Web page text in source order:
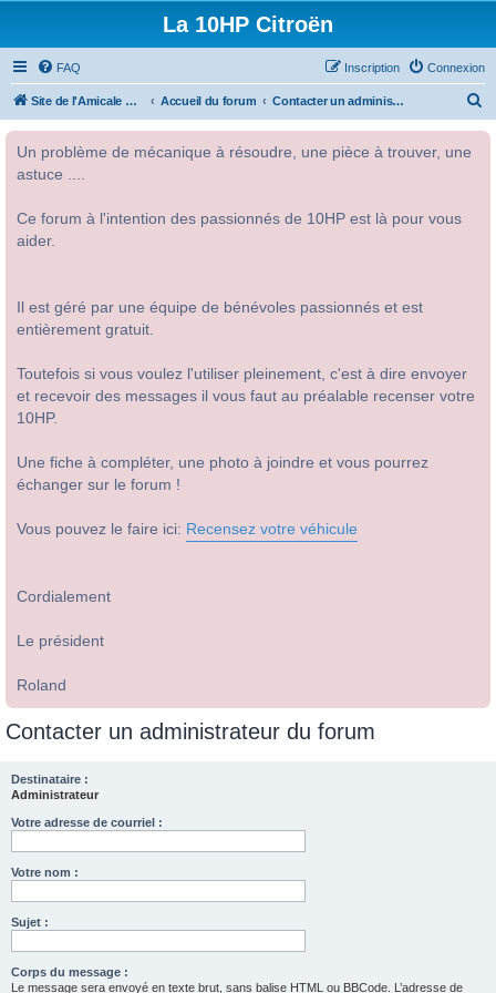
La 10HP Citroën
FAQ Connexion
Inscription
Site de l'Amicale Citroën 10HP Accueil du forum Contacter un administrateur du forum
Un problème de mécanique à résoudre, une pièce à trouver, une
astuce ....
Ce forum à l'intention des passionnés de 10HP est là pour vous
aider.
Il est géré par une équipe de bénévoles passionnés et est
entièrement gratuit.
Toutefois si vous voulez l'utiliser pleinement, c'est à dire envoyer
et recevoir des messages il vous faut au préalable recenser votre
10HP.
Une fiche à compléter, une photo à joindre et vous pourrez
échanger sur le forum !
Vous pouvez le faire ici: Recensez votre véhicule
Cordialement
Le président
Roland
Contacter un administrateur du forum
Destinataire :
Administrateur
Votre adresse de courriel :
Votre nom :
Sujet :
Corps du message :
Le message sera envoyé en texte brut, sans balise HTML ou BBCode. L’adresse de